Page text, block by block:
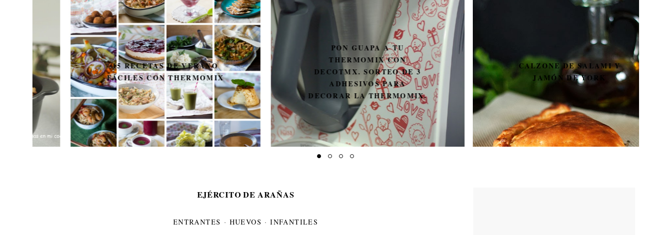
15 RECETAS DE VERANO
FÁCILES CON THERMOMIX
PON GUAPA A TU
THERMOMIX CON
DECOTMX. SORTEO DE 3
ADHESIVOS PARA
DECORAR LA THERMOMIX.
CALZONE DE SALAMI Y
JAMÓN DE YORK
EJÉRCITO DE ARAÑAS
ENTRANTES · HUEVOS ·INFANTILES